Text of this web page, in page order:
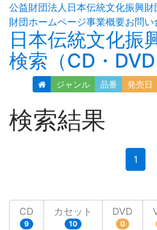
公益財団法人日本伝統文化振興財
財団ホームページ事業概要お問い
日本伝統文化振
検索（CD・DVD
ジャンル 品番 発売日
検索結果
1
CD
9
カセット
10
DVD
0